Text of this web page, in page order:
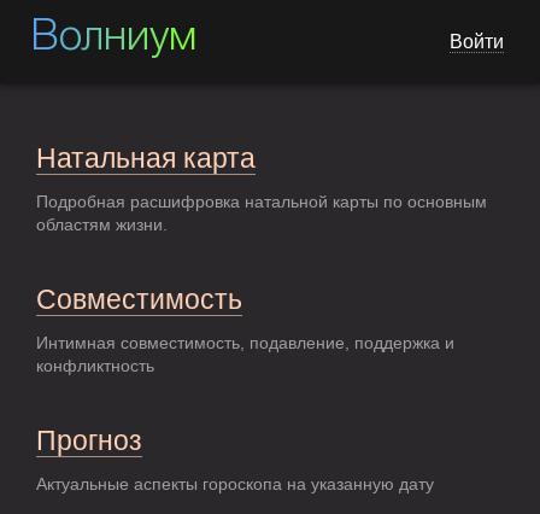
Волниум Войти
Натальная карта
Подробная расшифровка натальной карты по основным
областям жизни.
Совместимость
Интимная совместимость, подавление, поддержка и
конфликтность
Прогноз
Актуальные аспекты гороскопа на указанную дату